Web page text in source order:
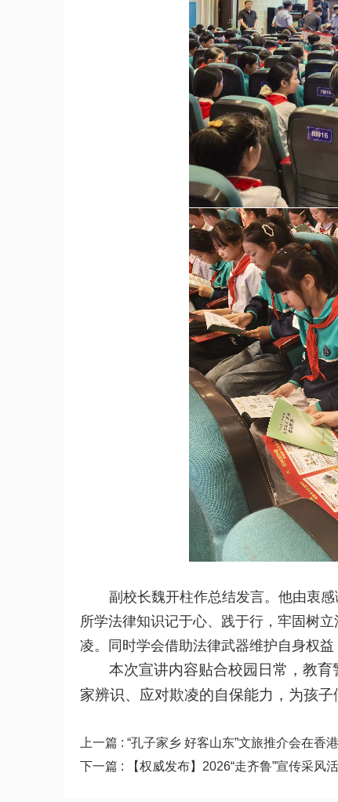
副校长魏开柱作总结发言。他由衷
所学法律知识记于心、践于行，牢固树
凌。同时学会借助法律武器维护自身权
本次宣讲内容贴合校园日常，教
家辨识、应对欺凌的自保能力，为孩
上一篇 : “孔子家乡 好客山东”文旅推介会在香
下一篇 : 【权威发布】2026“走齐鲁”宣传采风